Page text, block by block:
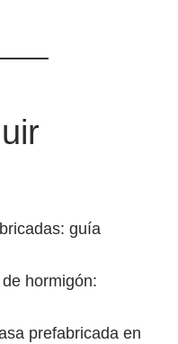
guía
hormigón:
prefabricada en